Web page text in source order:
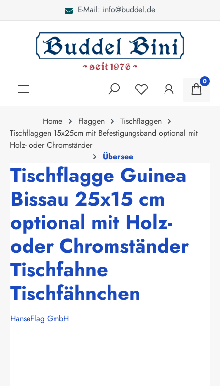
E-Mail: info@buddel.de
0
Home Flaggen
Tischflaggen
Tischflaggen 15x25cm mit Befestigungsband optional mit
Holz- oder Chromständer
Übersee
Tischflagge Guinea
Bissau 25x15 cm
optional mit Holz-
oder Chromständer
Tischfahne
Tischfähnchen
HanseFlag GmbH